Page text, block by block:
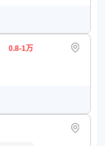
0.8-1万